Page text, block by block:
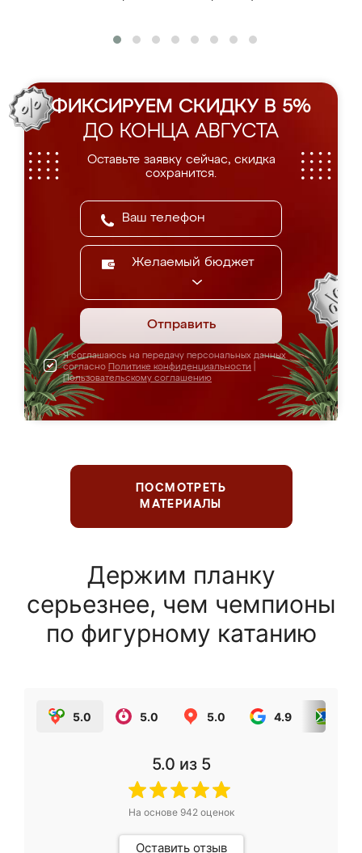
ФИКСИРУЕМ СКИДКУ В 5%
ДО КОНЦА АВГУСТА
Оставьте заявку сейчас, скидка
сохранится.
Желаемый бюджет
Отправить
Я соглашаюсь на передачу персональных данных
согласно Политике конфиденциальности
Пользовательскому соглашению
ПОСМОТРЕТЬ
МАТЕРИАЛЫ
Держим планку
серьезнее, чем чемпионы
по фигурному катанию
5.0 5.0 5.0 4.9
5.0 из 5
На основе 942оценок
Оставить отзыв